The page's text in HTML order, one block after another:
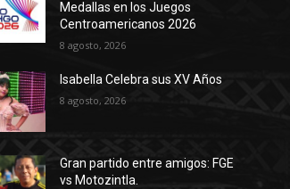
Medallas en los Juegos
Centroamericanos 2026
8 agosto, 2026
Isabella Celebra sus XV Años
8 agosto, 2026
Gran partido entre amigos: FGE
vs Motozintla.